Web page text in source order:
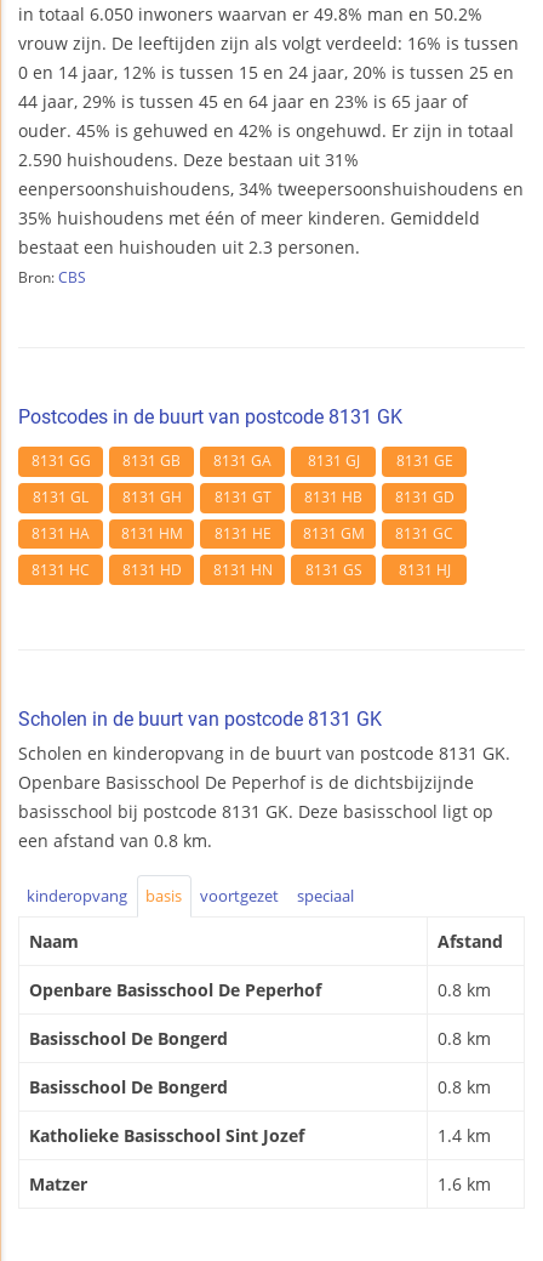
in totaal 6.050 inwoners waarvan er 49.8% man en 50.2%
vrouw zijn. De leeftijden zijn als volgt verdeeld: 16% is tussen
0 en 14 jaar, 12% is tussen 15 en 24 jaar, 20% is tussen 25 en
44 jaar, 29% is tussen 45 en 64 jaar en 23% is 65 jaar of
ouder. 45% is gehuwed en 42% is ongehuwd. Er zijn in totaal
2.590 huishoudens. Deze bestaan uit 31%
eenpersoonshuishoudens, 34% tweepersoonshuishoudens en
35% huishoudens met één of meer kinderen. Gemiddeld
bestaat een huishouden uit 2.3 personen.
Bron: CBS
Postcodes in de buurt van postcode 8131 GK
8131 GG 8131 GB 8131 GA 8131 GJ
8131 GE
8131 GL
8131 GH 8131 GT 8131 HB
8131 GD
8131 HA
8131 HM 8131 HE 8131 GM
8131 GC
8131 HC
8131 HD 8131 HN 8131 GS 8131 HJ
Scholen in de buurt van postcode 8131 GK
Scholen en kinderopvang in de buurt van postcode 8131 GK.
Openbare Basisschool De Peperhof is de dichtsbijzijnde
basisschool bij postcode 8131 GK. Deze basisschool ligt op
een afstand van 0.8 km.
kinderopvang basis voortgezet speciaal
Naam Afstand
Openbare Basisschool De Peperhof 0.8 km
Basisschool De Bongerd 0.8 km
Basisschool De Bongerd 0.8 km
Katholieke Basisschool Sint Jozef 1.4 km
Matzer 1.6 km